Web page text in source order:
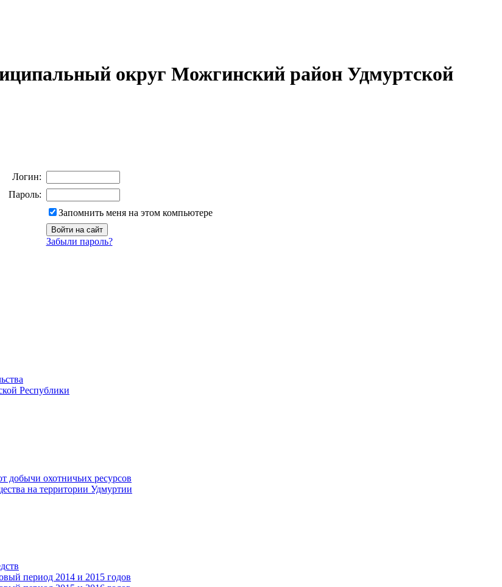
округ Можгинский район Удмуртской
Логин:
Пароль:
Запомнить меня на этом компьютере
Забыли пароль?
Республики
добычи охотничьих ресурсов
на территории Удмуртии
период 2014 и 2015 годов